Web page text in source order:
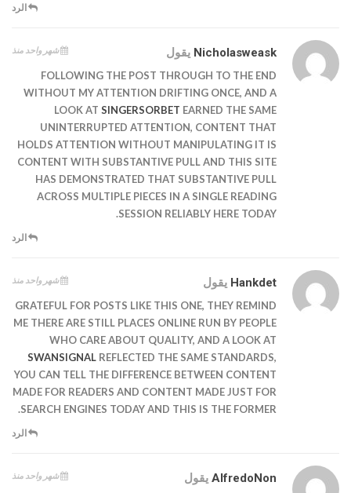
الرد
Nicholasweask يقول شهر واحد منذ
FOLLOWING THE POST THROUGH TO THE END
WITHOUT MY ATTENTION DRIFTING ONCE, AND A
LOOK AT SINGERSORBET EARNED THE SAME
UNINTERRUPTED ATTENTION, CONTENT THAT
HOLDS ATTENTION WITHOUT MANIPULATING IT IS
CONTENT WITH SUBSTANTIVE PULL AND THIS SITE
HAS DEMONSTRATED THAT SUBSTANTIVE PULL
ACROSS MULTIPLE PIECES IN A SINGLE READING
SESSION RELIABLY HERE TODAY.
الرد
Hankdet يقول شهر واحد منذ
GRATEFUL FOR POSTS LIKE THIS ONE, THEY REMIND
ME THERE ARE STILL PLACES ONLINE RUN BY PEOPLE
WHO CARE ABOUT QUALITY, AND A LOOK AT
SWANSIGNAL REFLECTED THE SAME STANDARDS,
YOU CAN TELL THE DIFFERENCE BETWEEN CONTENT
MADE FOR READERS AND CONTENT MADE JUST FOR
SEARCH ENGINES TODAY AND THIS IS THE FORMER.
الرد
AlfredoNon يقول شهر واحد منذ